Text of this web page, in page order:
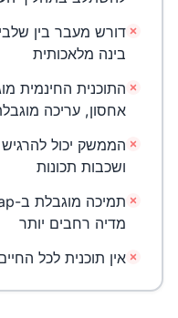
דורש מעבר בין
בינה מלאכותית
התוכנית החינמית
אחסון, עריכה
הממשק יכול
ושכבות תכונות
מדיה רחבים יותר
אין תוכנית לכל